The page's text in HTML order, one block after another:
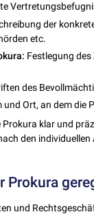
der
etc.
Festlegung
des
und Ort, an dem die
Prokura klar und
den
Prokura
und